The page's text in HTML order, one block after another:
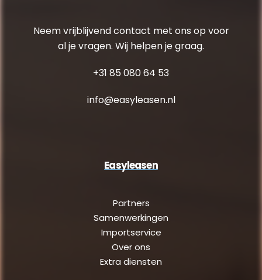
Neem vrijblijvend contact met ons op voor
al je vragen. Wij helpen je graag.
+31 85 080 64 53
info@easyleasen.nl
Easyleasen
Partners
Samenwerkingen
Importservice
Over ons
Extra diensten